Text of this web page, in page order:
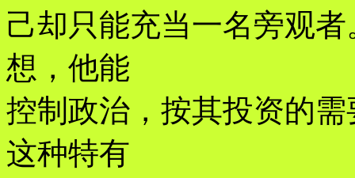
己却只能充当一名旁观
想，他能
控制政治，按其投资的
这种特有